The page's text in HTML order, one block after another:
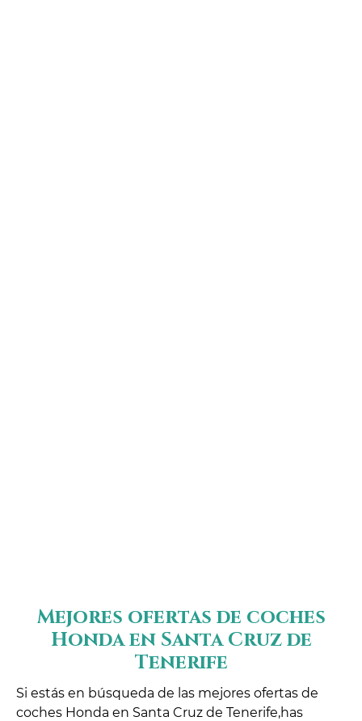
Mejores ofertas de coches
Honda en Santa Cruz de
Tenerife
Si estás en búsqueda de las mejores ofertas de
coches Honda en Santa Cruz de Tenerife,has